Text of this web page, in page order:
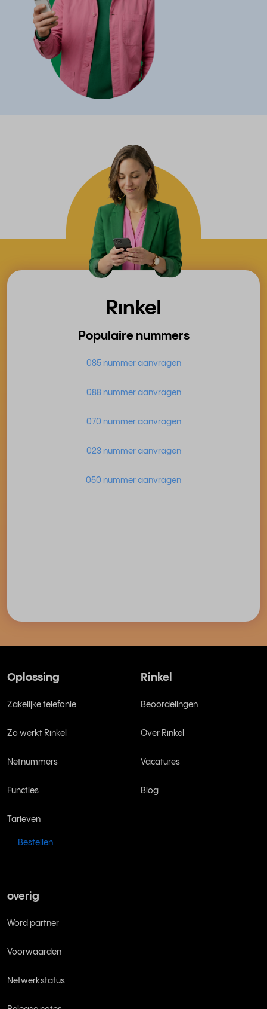
Populaire nummers
085 nummer aanvragen
088 nummer aanvragen
070 nummer aanvragen
023 nummer aanvragen
050 nummer aanvragen
Oplossing
Zakelijke telefonie
Zo werkt Rinkel
Netnummers
Functies
Tarieven
Bestellen
Rinkel
Beoordelingen
Over Rinkel
Vacatures
Blog
overig
Word partner
Voorwaarden
Netwerkstatus